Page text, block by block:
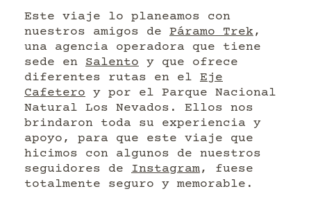
Este viaje lo planeamos con
nuestros amigos de Páramo Trek,
una agencia operadora que tiene
sede en Salento y que ofrece
diferentes rutas en el Eje
Cafetero y por el Parque Nacional
Natural Los Nevados. Ellos nos
brindaron toda su experiencia y
apoyo, para que este viaje que
hicimos con algunos de nuestros
seguidores de Instagram, fuese
totalmente seguro y memorable.